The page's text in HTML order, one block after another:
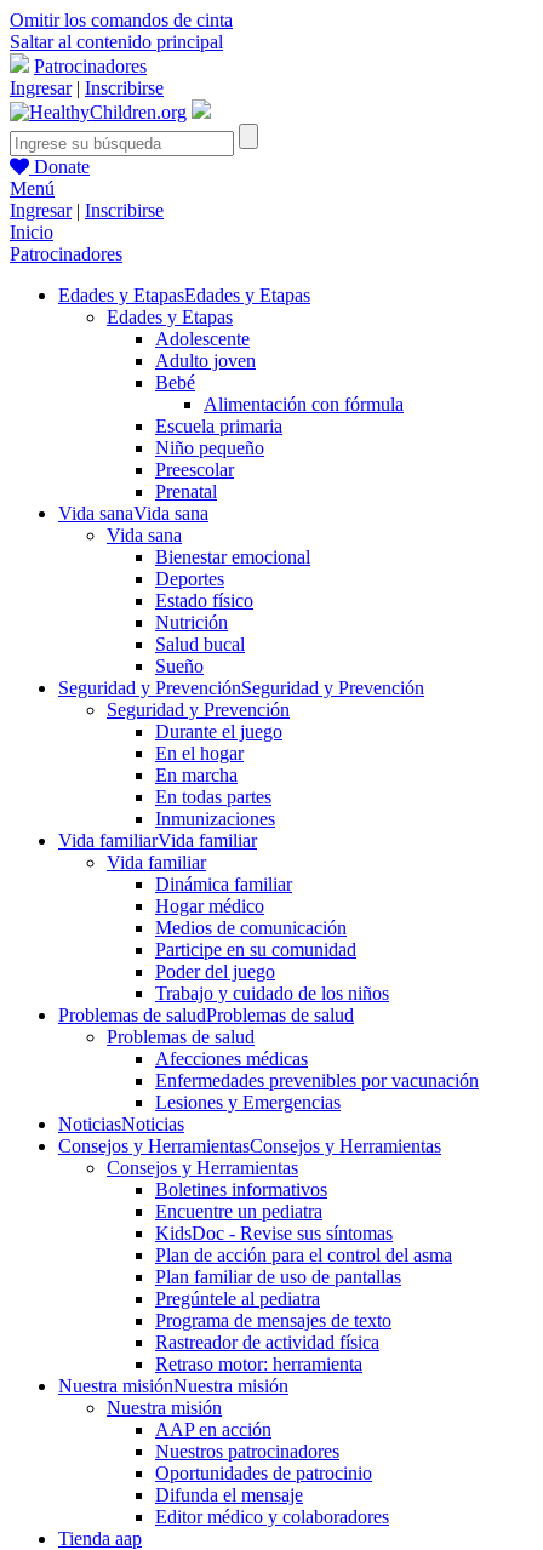
Omitir los comandos de cinta
Saltar al contenido principal
Patrocinadores
Ingresar| Inscribirse
Donate
Menú
Ingresar| Inscribirse
Inicio
Patrocinadores
Edades y EtapasEdades y Etapas
Edades y Etapas
Adolescente
Adulto joven
Bebé
Alimentación con fórmula
Escuela primaria
Niño pequeño
Preescolar
Prenatal
Vida sanaVida sana
Vida sana
Bienestar emocional
Deportes
Estado físico
Nutrición
Salud bucal
Sueño
Seguridad y PrevenciónSeguridad y Prevención
Seguridad y Prevención
Durante el juego
En el hogar
En marcha
En todas partes
Inmunizaciones
Vida familiarVida familiar
Vida familiar
Dinámica familiar
Hogar médico
Medios de comunicación
Participe en su comunidad
Poder del juego
Trabajo y cuidado de los niños
Problemas de saludProblemas de salud
Problemas de salud
Afecciones médicas
Enfermedades prevenibles por vacunación
Lesiones y Emergencias
NoticiasNoticias
Consejos y HerramientasConsejos y Herramientas
Consejos y Herramientas
Boletines informativos
Encuentre un pediatra
KidsDoc - Revise sus síntomas
Plan de acción para el control del asma
Plan familiar de uso de pantallas
Pregúntele al pediatra
Programa de mensajes de texto
Rastre​​ador de activida​d física
Retraso motor: herramienta
Nuestra misiónNuestra misión
Nuestra misión
AAP en acción
Nuestros patrocinadores
Oportunidades de patrocinio
Difunda el mensaje
Editor médico y colaboradores
Tienda aap